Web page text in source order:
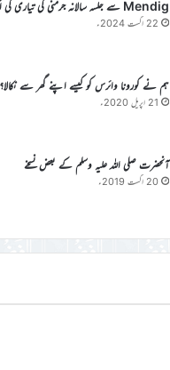
Mendig سے جلسہ سالانہ جرمنی کی تیاری کی ایک رپورٹ
22 اگست 2024ء
ہم نے کورونا وائرس کو کیسے اپنے گھر سے نکالا؟
21 اپریل 2020ء
آنحضرت صلی اللہ علیہ وسلم کے بعض نسخے
20 اگست 2019ء